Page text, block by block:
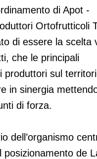
di Apot -
Ortofrutticoli
di essere la scelta
che le principali
produttori sul
in sinergia
di forza.
dell’organismo
posizionamento de